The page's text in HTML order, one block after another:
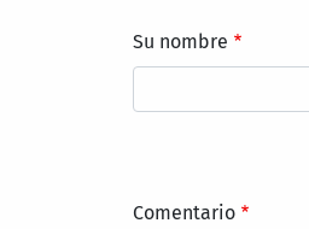
Su nombre
Comentario